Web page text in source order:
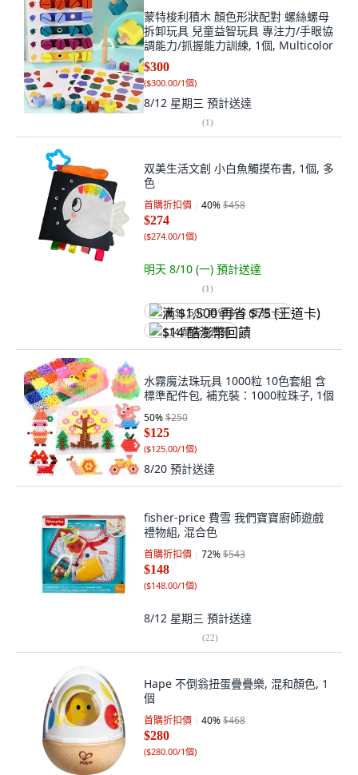
蒙特梭利積木 顏色形狀配對 螺絲螺母
拆卸玩具 兒童益智玩具 專注力/手眼協
調能力/抓握能力訓練, 1個, Multicolor
$300
($300.00/1個)
8/12 星期三 預計送達
(1)
双美生活文創 小白魚觸摸布書, 1個, 多
色
首購折扣價 40%$458
$274
($274.00/1個)
明天 8/10 (一) 預計送達
(1)
满 $1,500 再省 $75 (王道卡)
$14 酷澎幣回饋
水霧魔法珠玩具 1000粒 10色套組 含
標準配件包, 補充裝：1000粒珠子, 1個
50%$250
$125
($125.00/1個)
8/20 預計送達
fisher-price 費雪 我們寶寶廚師遊戲
禮物組, 混合色
首購折扣價 72%$543
$148
($148.00/1個)
8/12 星期三 預計送達
(22)
Hape 不倒翁扭蛋疊疊樂, 混和顏色, 1
個
首購折扣價 40%$468
$280
($280.00/1個)